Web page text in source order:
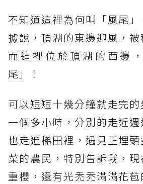
不知道這裡為何叫「風尾」
據說，頂湖的東邊迎風，被
而這裡位於頂湖的西邊
尾」！
可以短短十幾分鐘就走完
一個多小時，分別的走近週
也走進梯田裡，遇見正埋
菜的農民，特別告訴我，
重櫻，還有光禿禿滿滿花